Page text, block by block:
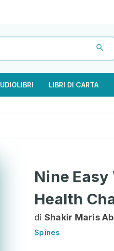
LIBRI DI CARTA
Nine
Health
di Shakir Maris
Spines